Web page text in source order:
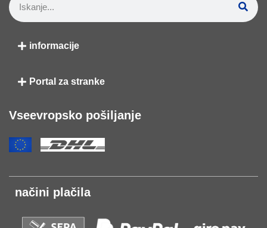
informacije
Portal za stranke
Vseevropsko pošiljanje
načini plačila